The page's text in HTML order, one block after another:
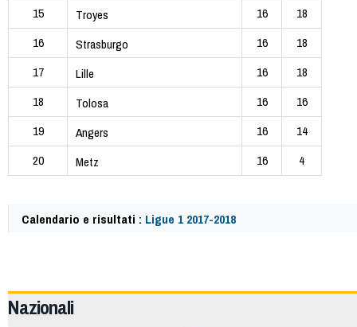
15
Troyes 16
18
16
Strasburgo 16
18
17
Lille 16
18
18
Tolosa 16
16
19
Angers 16
14
20
Metz 16 4
Calendario e risultati : Ligue 1 2017-2018
Nazionali